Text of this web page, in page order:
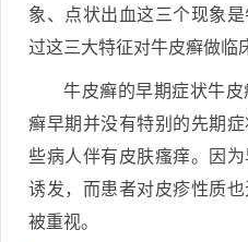
象、点状出血这三个现象
过这三大特征对牛皮癣做临
牛皮癣的早期症状牛
癣早期并没有特别的先期
些病人伴有皮肤瘙痒。因
诱发，而患者对皮疹性质
被重视。